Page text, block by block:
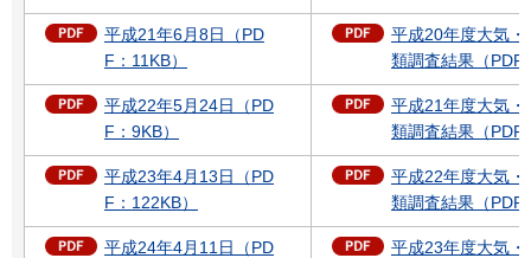
平成21年6月8日（PD
F：11KB）
平成20年度大気
類調査結果（PDF
平成22年5月24日（PD
F：9KB）
平成21年度大気
類調査結果（PDF
平成23年4月13日（PD
F：122KB）
平成22年度大気
類調査結果（PDF
平成24年4月11日（PD
平成23年度大気